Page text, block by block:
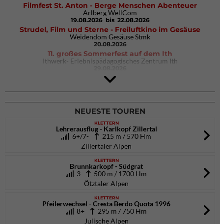
Filmfest St. Anton - Berge Menschen Abenteuer
Arlberg WellCom
19.08.2026 bis 22.08.2026
Strudel, Film und Sterne - Freiluftkino im Gesäuse
Weidendom Gesäuse Stmk
20.08.2026
11. großes Sommerfest auf dem Ith
Ithwerk- Erlebnispädagogisches Zentrum Ith
4Blocs KIDS 2026
DAV Kletter- & Boulderzentrum München Süd (Thalkirchen)
26.09.2026
NEUESTE TOUREN
KLETTERN
Lehrerausflug - Karlkopf Zillertal
6+/7-
215 m / 570 Hm
Zillertaler Alpen
KLETTERN
Brunnkarkopf - Südgrat
3
500 m / 1700 Hm
Ötztaler Alpen
KLETTERN
Pfeilerwechsel - Cresta Berdo Quota 1996
8+
295 m / 750 Hm
Julische Alpen